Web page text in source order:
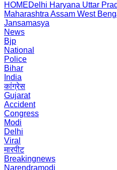
HOMEDelhi Haryana Uttar
Maharashtra Assam West
Jansamasya
News
Bjp
National
Police
Bihar
India
कांग्रेस
Gujarat
Accident
Congress
Modi
Delhi
Viral
मारपीट
Breakingnews
Narendramodi